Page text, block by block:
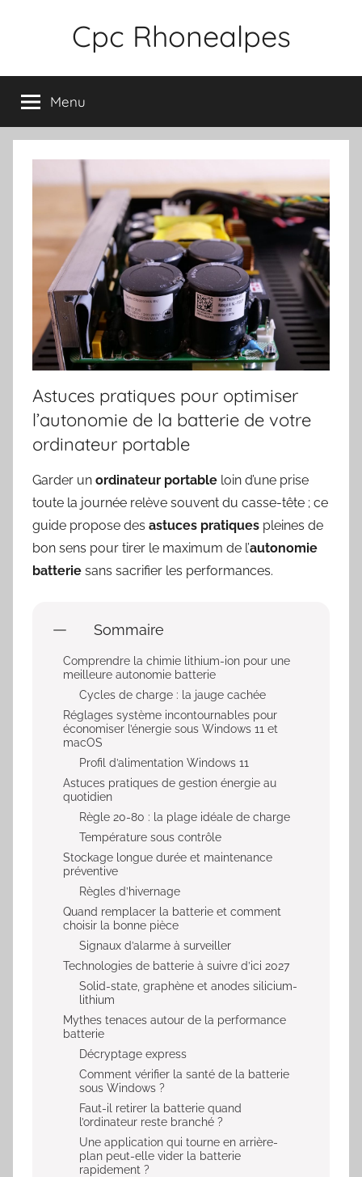
Cpc Rhonealpes
Menu
Astuces pratiques pour optimiser
l’autonomie de la batterie de votre
ordinateur portable
Garder un ordinateur portable loin d’une prise
toute la journée relève souvent du casse-tête ; ce
guide propose des astuces pratiques pleines de
bon sens pour tirer le maximum de l’autonomie
batterie sans sacrifier les performances.
Sommaire
Comprendre la chimie lithium-ion pour une
meilleure autonomie batterie
Cycles de charge : la jauge cachée
Réglages système incontournables pour
économiser l’énergie sous Windows 11 et
macOS
Profil d’alimentation Windows 11
Astuces pratiques de gestion énergie au
quotidien
Règle 20-80 : la plage idéale de charge
Température sous contrôle
Stockage longue durée et maintenance
préventive
Règles d’hivernage
Quand remplacer la batterie et comment
choisir la bonne pièce
Signaux d’alarme à surveiller
Technologies de batterie à suivre d’ici 2027
Solid-state, graphène et anodes silicium-
lithium
Mythes tenaces autour de la performance
batterie
Décryptage express
Comment vérifier la santé de la batterie
sous Windows ?
Faut-il retirer la batterie quand
l’ordinateur reste branché ?
Une application qui tourne en arrière-
plan peut-elle vider la batterie
rapidement ?